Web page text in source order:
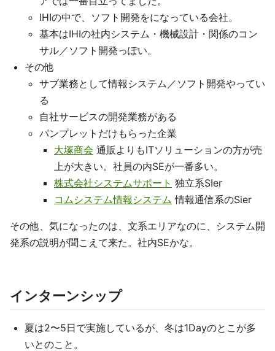
IHIの中で、ソフト開発をになっている会社。
基本はIHIの社内システム・機械設計・関係のコン
サル／ソフト開発っぽい。
その他
サブ業務として情報システム／ソフト開発やってい
る
自社サービスの開発業務がある
パンプレットだけもらった企業
大塚商会 通販よりもITソリューションの方が売
上が大きい。社員の内SEが一番多い。
株式会社システムサポート 独立系SIer
コムシステム情報システム 情報通信系のSier
その他、気になったのは、文系エリアなのに、システム開
発系の説明が聞こえて来た。社内SEかな。
インターンシップ
夏は2〜5日で実施しているが、冬は1Dayのとこが多
いとのこと。